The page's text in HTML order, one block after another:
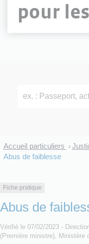
pour
Accueil particuliers >
Abus de faiblesse
Fiche pratique
Abus de
Vérifié le 07/02/2023 -
(Première ministre), Ministère